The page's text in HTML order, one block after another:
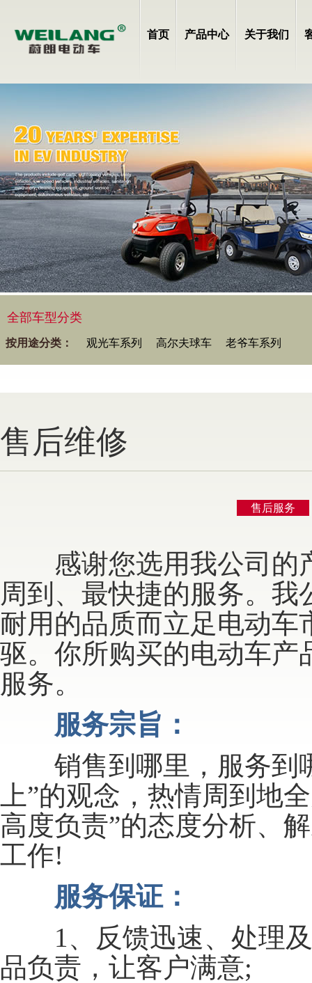
首页 产品中心 关于我们
全部车型分类
按用途分类： 观光车系列 高尔夫球车 老爷车系列
售后维修
售后服务
感谢您选用我公司的
周到、最快捷的服务。
耐用的品质而立足电动
驱。你所购买的电动车产
服务。
服务宗旨：
销售到哪里，服务到
上”的观念，热情周到地
高度负责”的态度分析、
工作!
服务保证：
1、反馈迅速、处理及
品负责，让客户满意;